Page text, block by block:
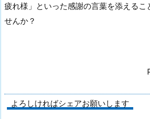
疲れ様」といった感謝の言葉を添えるこ
せんか？
よろしければシェアお願いします